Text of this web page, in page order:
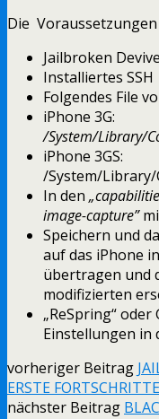
Die
Jailbroken Devive
Installiertes SSH
Folgendes File
iPhone 3G:
/System/Library/
iPhone 3GS:
/System/Library/
In den
image-capture”
Speichern und
auf das iPhone
übertragen und
modifizierten
„ReSpring“
Einstellungen in
vorheriger Beitrag
ERSTE FORTSCHRITTE
nächster Beitrag